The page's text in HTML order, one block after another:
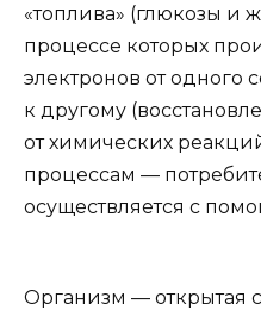
«топлива» (глюкозы и
процессе которых
электронов от одного
к другому
от химических
процессам —
осуществляется с
Организм — открытая